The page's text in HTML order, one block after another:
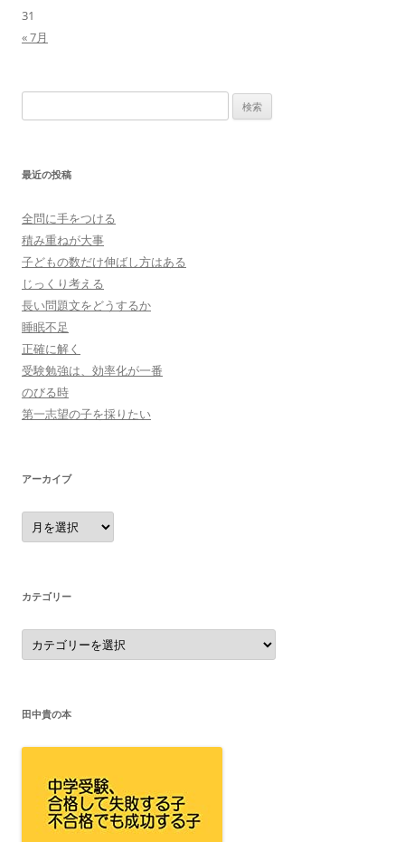
31
« 7月
索:
最近の投稿
全問に手をつける
積み重ねが大事
子どもの数だけ伸ばし方はある
じっくり考える
長い問題文をどうするか
睡眠不足
正確に解く
受験勉強は、効率化が一番
のびる時
第一志望の子を採りたい
アーカイブ
ア
ー
カ
カテゴリー
カ
テ
ゴ
田中貴の本